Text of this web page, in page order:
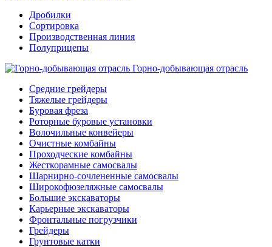
Дробилки
Сортировка
Производственная линия
Полуприцепы
Горно-добывающая отрасль
Средние грейдеры
Тяжелые грейдеры
Буровая фреза
Роторные буровые установки
Волочильные конвейеры
Очистные комбайны
Проходческие комбайны
Жесткорамные самосвалы
Шарнирно-сочлененные самосвалы
Широкофюзеляжные самосвалы
Большие экскаваторы
Карьерные экскаваторы
Фронтальные погрузчики
Грейдеры
Грунтовые катки